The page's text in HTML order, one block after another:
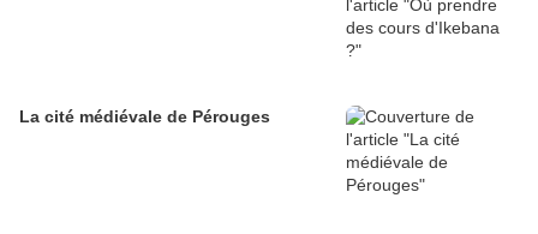
La cité médiévale de Pérouges